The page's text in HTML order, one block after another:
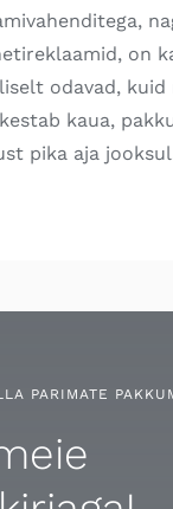
on
odavad, kuid
kaua,
pika aja
PARIMATE